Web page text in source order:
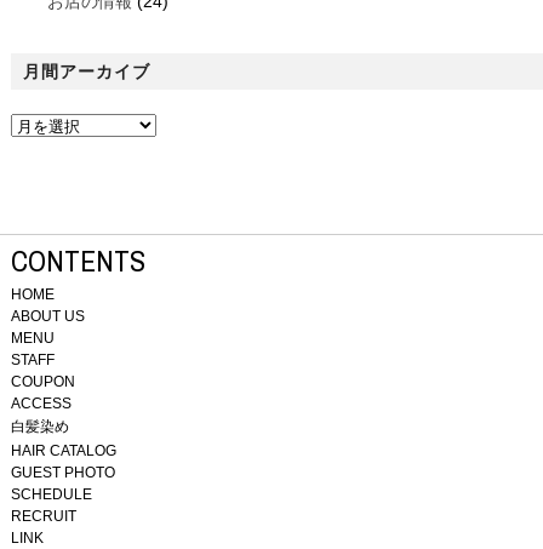
月間アーカイブ
CONTENTS
HOME
ABOUT US
MENU
STAFF
COUPON
ACCESS
白髪染め
HAIR CATALOG
GUEST PHOTO
SCHEDULE
RECRUIT
LINK